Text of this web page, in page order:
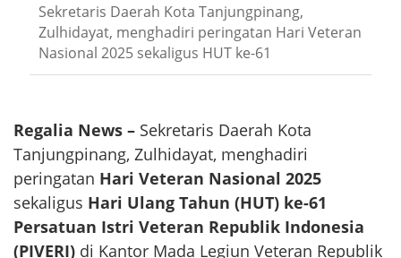
Sekretaris Daerah Kota Tanjungpinang,
Zulhidayat, menghadiri peringatan Hari Veteran
Nasional 2025 sekaligus HUT ke-61
Regalia News – Sekretaris Daerah Kota
Tanjungpinang, Zulhidayat, menghadiri
peringatan Hari Veteran Nasional 2025
sekaligus Hari Ulang Tahun (HUT) ke-61
Persatuan Istri Veteran Republik Indonesia
(PIVERI) di Kantor Mada Legiun Veteran Republik